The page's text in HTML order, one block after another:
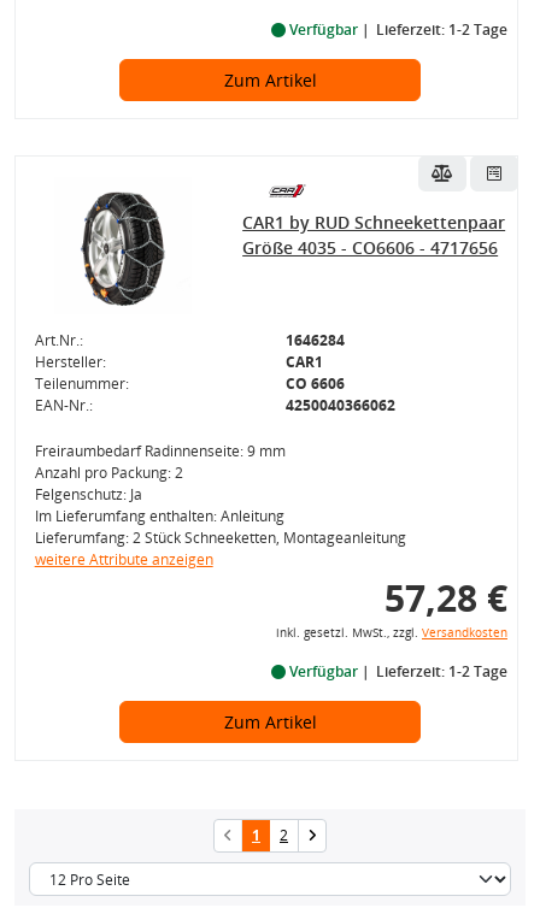
Verfügbar Lieferzeit: 1-2 Tage
Zum Artikel
CAR1 by RUD Schneekettenpaar
Größe 4035 - CO6606 - 4717656
Art.Nr.:
1646284
Hersteller:
CAR1
Teilenummer:
CO 6606
EAN-Nr.:
4250040366062
Freiraumbedarf Radinnenseite: 9 mm
Anzahl pro Packung: 2
Felgenschutz: Ja
Im Lieferumfang enthalten: Anleitung
Lieferumfang: 2 Stück Schneeketten, Montageanleitung
weitere Attribute anzeigen
57,28 €
inkl. gesetzl. MwSt., zzgl. Versandkosten
Verfügbar Lieferzeit: 1-2 Tage
Zum Artikel
1 2